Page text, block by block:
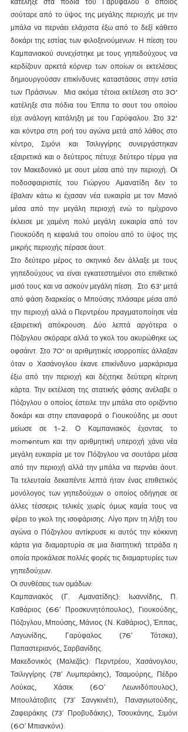
σούταρε από το ύψος της μεγάλης περιοχής με την
μπάλα να περνάει ελάχιστα έξω από το δεξί κάθετο
δοκάρι της εστίας των φιλοξενούμενων. Η πίεση του
Καμπανιακού συνεχίστηκε με τους γηπεδούχους να
κερδίζουν αρκετά κόρνερ των οποίων οι εκτελέσεις
δημιουργούσαν επικίνδυνες καταστάσεις στην εστία
των Πράσινων.  Μια ακόμα τέτοια εκτέλεση στο 30'
κατέληξε στα πόδια του Έππα το σουτ του οποίου
είχε ανάλογη κατάληξη με του Γαρύφαλου. Στο 32'
και κόντρα στη ροή του αγώνα μετά από λάθος στο
κέντρο, Σιμόνι και Τσιλιγγίρης συνεργάστηκαν
εξαιρετικά και ο δεύτερος πέτυχε δεύτερο τέρμα για
τον Μακεδονικό με σουτ μέσα από την περιοχή. Οι
ποδοσφαιριστές του Γιώργου Αμανατίδη δεν το
έβαλαν κάτω κι έχασαν νέα ευκαιρία με τον Μανιό
μέσα από την μεγάλη περιοχή ενώ το ημίχρονο
έκλεισε με χαμένη πολύ μεγάλη ευκαιρία από τον
Γιουκούδη η κεφαλιά του οποίου από το ύψος της
μικρής περιοχής πέρασε άουτ.
Στο δεύτερο μέρος το σκηνικό δεν άλλαξε με τους
γηπεδούχους να είναι εγκατεστημένοι στο επιθετικό
μισό τους και να ασκούν μεγάλη πίεση.  Στο 63' μετά
από φάση διαρκείας ο Μπούσης πλάσαρε μέσα από
την περιοχή αλλά ο Περντρέου πραγματοποίησε νέα
εξαιρετική απόκρουση. Δύο λεπτά αργότερα ο
Πόζογλου σκόραρε αλλά το γκολ του ακυρώθηκε ως
οφσάιντ. Στο 70' οι αριθμητικές ισορροπίες άλλαξαν
όταν ο Χασάνογλου έκανε επικίνδυνο μαρκάρισμα
έξω από την περιοχή και δέχτηκε δεύτερη κίτρινη
κάρτα. Την εκτέλεση της στατικής φάσης ανέλαβε ο
Πόζογλου ο οποίος έστειλε την μπάλα στο οριζόντιο
δοκάρι και στην επαναφορά ο Γιουκούδης με σουτ
μείωσε σε 1-2. Ο Καμπανιακός έχοντας το
momentum και την αριθμητική υπεροχή χάνει νέα
μεγάλη ευκαιρία με τον Πόζογλου να σουτάρει μέσα
από την περιοχή αλλά την μπάλα να περνάει άουτ.
Τα τελευταία δεκαπέντε λεπτά ήταν ένας επιθετικός
μονόλογος των γηπεδούχων ο οποίος οδήγησε σε
άλλες τέσσερις τελικές χωρίς όμως καμία τους να
φέρει το γκολ της ισοφάρισης. Λίγο πριν τη λήξη του
αγώνα ο Πόζογλου αντίκρυσε κι αυτός την κόκκινη
κάρτα για διαμαρτυρία σε μια διαιτητική τετράδα η
οποία προκάλεσε πολλές φορές τις διαμαρτυρίες των
γηπεδούχων.
Οι συνθέσεις των ομάδων:
Καμπανιακός (Γ. Αμανατίδης): Ιωαννίδης, Π.
Καθάριος (66′ Προσκυνητόπουλος), Γιουκούδης,
Πόζογλου, Μπούσης, Μάνιος (Ν. Καθάριος), Έππας,
Λαγωνίδης, Γαρύφαλος (76′ Τότσκα),
Παπαστεριανός, Σαρβανίδης.
Μακεδονικός (Μαλεζάς): Περντρέου, Χασάνογλου,
Τσιλιγγίρης (78′ Λυμπεράκης), Τσαμούρης, Πέδρο
Λούκας, Χάσεκ (60′ Λεωνιδόπουλος),
Μπουλάτοβιτς (73′ Σανγκινέτι), Παναγιωτούδης,
Ζαφειράκης (73′ Προβυδάκης), Τσουκάνης, Σιμόνι
(60′ Μπιανκόνι).